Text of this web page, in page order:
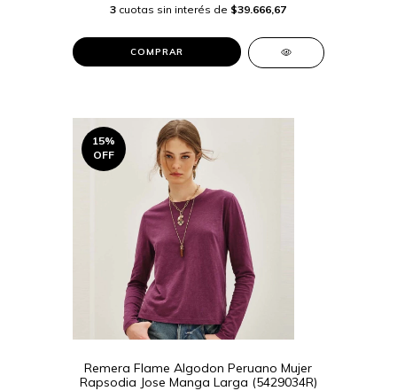
3 cuotas sin interés de $39.666,67
COMPRAR
15%
OFF
Remera Flame Algodon Peruano Mujer
Rapsodia Jose Manga Larga (5429034R)